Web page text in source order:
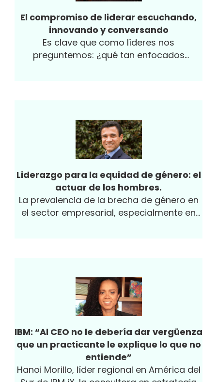
El compromiso de liderar escuchando,
innovando y conversando
Es clave que como líderes nos
preguntemos: ¿qué tan enfocados
Liderazgo para la equidad de género: el
actuar de los hombres.
La prevalencia de la brecha de género en
el sector empresarial, especialmente en
IBM: “Al CEO no le debería dar vergüenza
que un practicante le explique lo que no
entiende”
Hanoi Morillo, líder regional en América del